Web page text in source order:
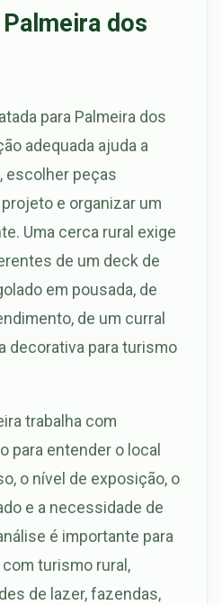
dos
para Palmeira dos
adequada ajuda a
escolher peças
e organizar um
Uma cerca rural exige
de um deck de
em pousada, de
de um curral
decorativa para turismo
trabalha com
para entender o local
o nível de exposição, o
e a necessidade de
é importante para
turismo rural,
de lazer, fazendas,